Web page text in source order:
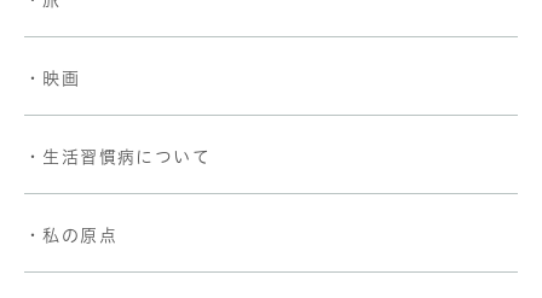
・映画
・生活習慣病について
・私の原点